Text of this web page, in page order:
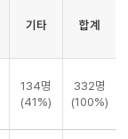
기타 합계
134명
(41%)
332명
(100%)